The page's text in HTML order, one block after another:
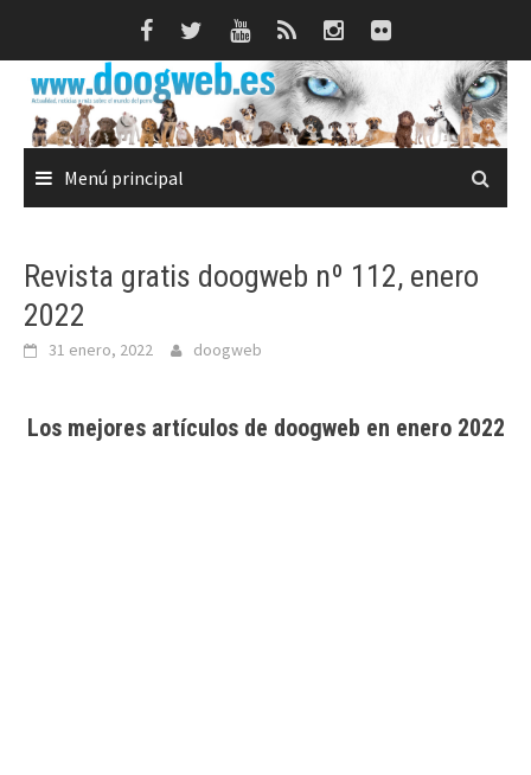
Menú principal
Revista gratis doogweb nº 112, enero
2022
31 enero, 2022 doogweb
Los mejores artículos de doogweb en enero 2022